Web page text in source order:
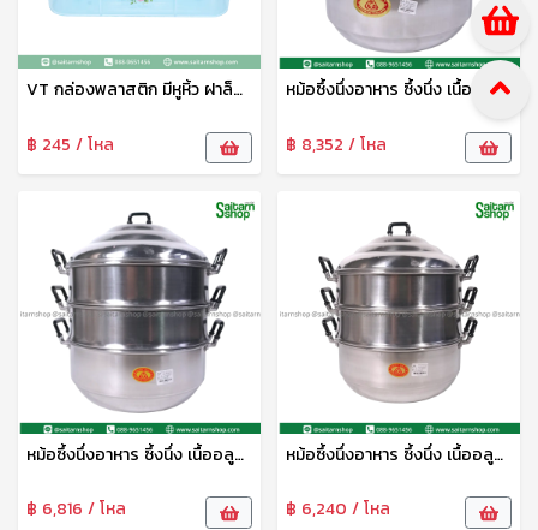
VT กล่องพลาสติก มีหูหิ้ว ฝาล็อก สีหวาน มีชั้นในตัว กล่องเก็บของ กล่องอเนกประสงค์ พลาสติกเกรดดี เหนียว ทนทาน No.406
฿ 245 / โหล
หม้อซึ้งนึ่งอาหาร ซึ้งนึ่ง เนื้ออลูมิเนียม เบอร์ 34 ตราสามห่วง เนื้ออลูมิเนียม ร้อนเร็ว ไม่เกิดสนิม No.34
฿ 8,352 / โหล
หม้อซึ้งนึ่งอาหาร ซึ้งนึ่ง เนื้ออลูมิเนียม เบอร์ 30 ตราสามห่วง เนื้ออลูมิเนียม ร้อนเร็ว ไม่เกิดสนิม No.30
฿ 6,816 / โหล
หม้อซึ้งนึ่งอาหาร ซึ้งนึ่ง เนื้ออลูมิเนียม เบอร์ 28 ตราสามห่วง เนื้ออลูมิเนียม ร้อนเร็ว ไม่เกิดสนิม No.28
฿ 6,240 / โหล